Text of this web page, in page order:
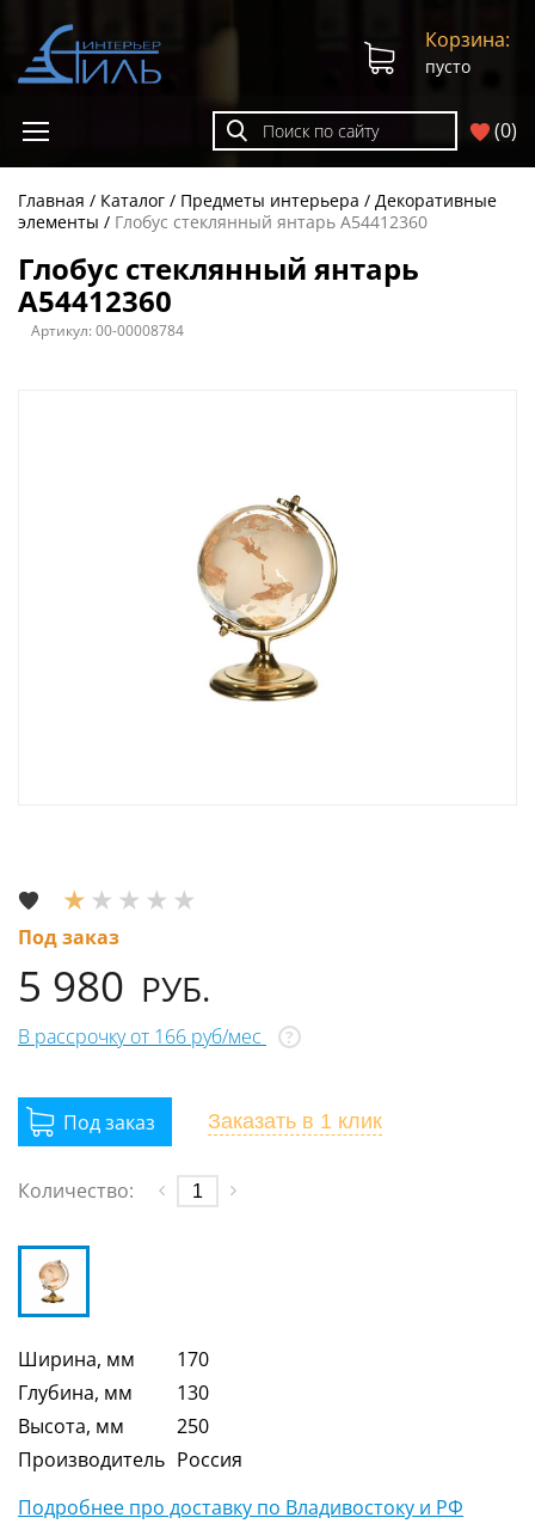
(0)
Корзина:
пусто
Главная Каталог Предметы интерьера
Декоративные
элементы
Глобус стеклянный янтарь A54412360
Глобус стеклянный янтарь
A54412360
Артикул:00-00008784
Под заказ
5 980 РУБ.
В рассрочку от 166 руб/мес ?
Заказать в 1 клик
Количество:
Ширина, мм
170
Глубина, мм
130
Высота, мм
250
Производитель Россия
Подробнее про доставку по Владивостоку и РФ